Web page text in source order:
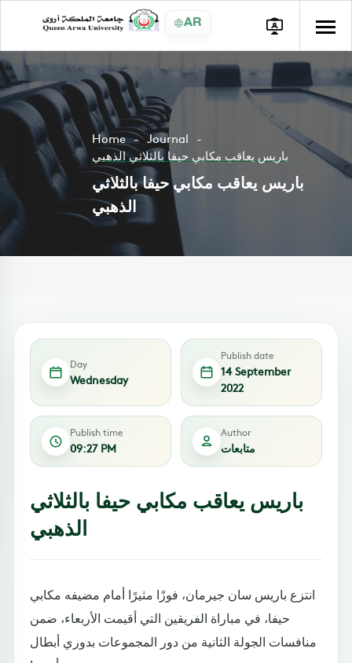
AR
Home
Journal
باريس يعاقب مكابي حيفا بالثلاثي الذهبي
باريس يعاقب مكابي حيفا بالثلاثي
الذهبي
Day
Wednesday
Publish date
14 September
2022
Publish time
09:27 PM
Author
متابعات
باريس يعاقب مكابي حيفا بالثلاثي
الذهبي
انتزع باريس سان جيرمان، فوزًا مثيرًا أمام مضيفه مكابي
حيفا، في مباراة الفريقين التي أقيمت الأربعاء، ضمن
منافسات الجولة الثانية من دور المجموعات بدوري أبطال